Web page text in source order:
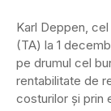
Karl Deppen,
(TA) la 1
pe drumul cel
rentabilitate de
costurilor și prin